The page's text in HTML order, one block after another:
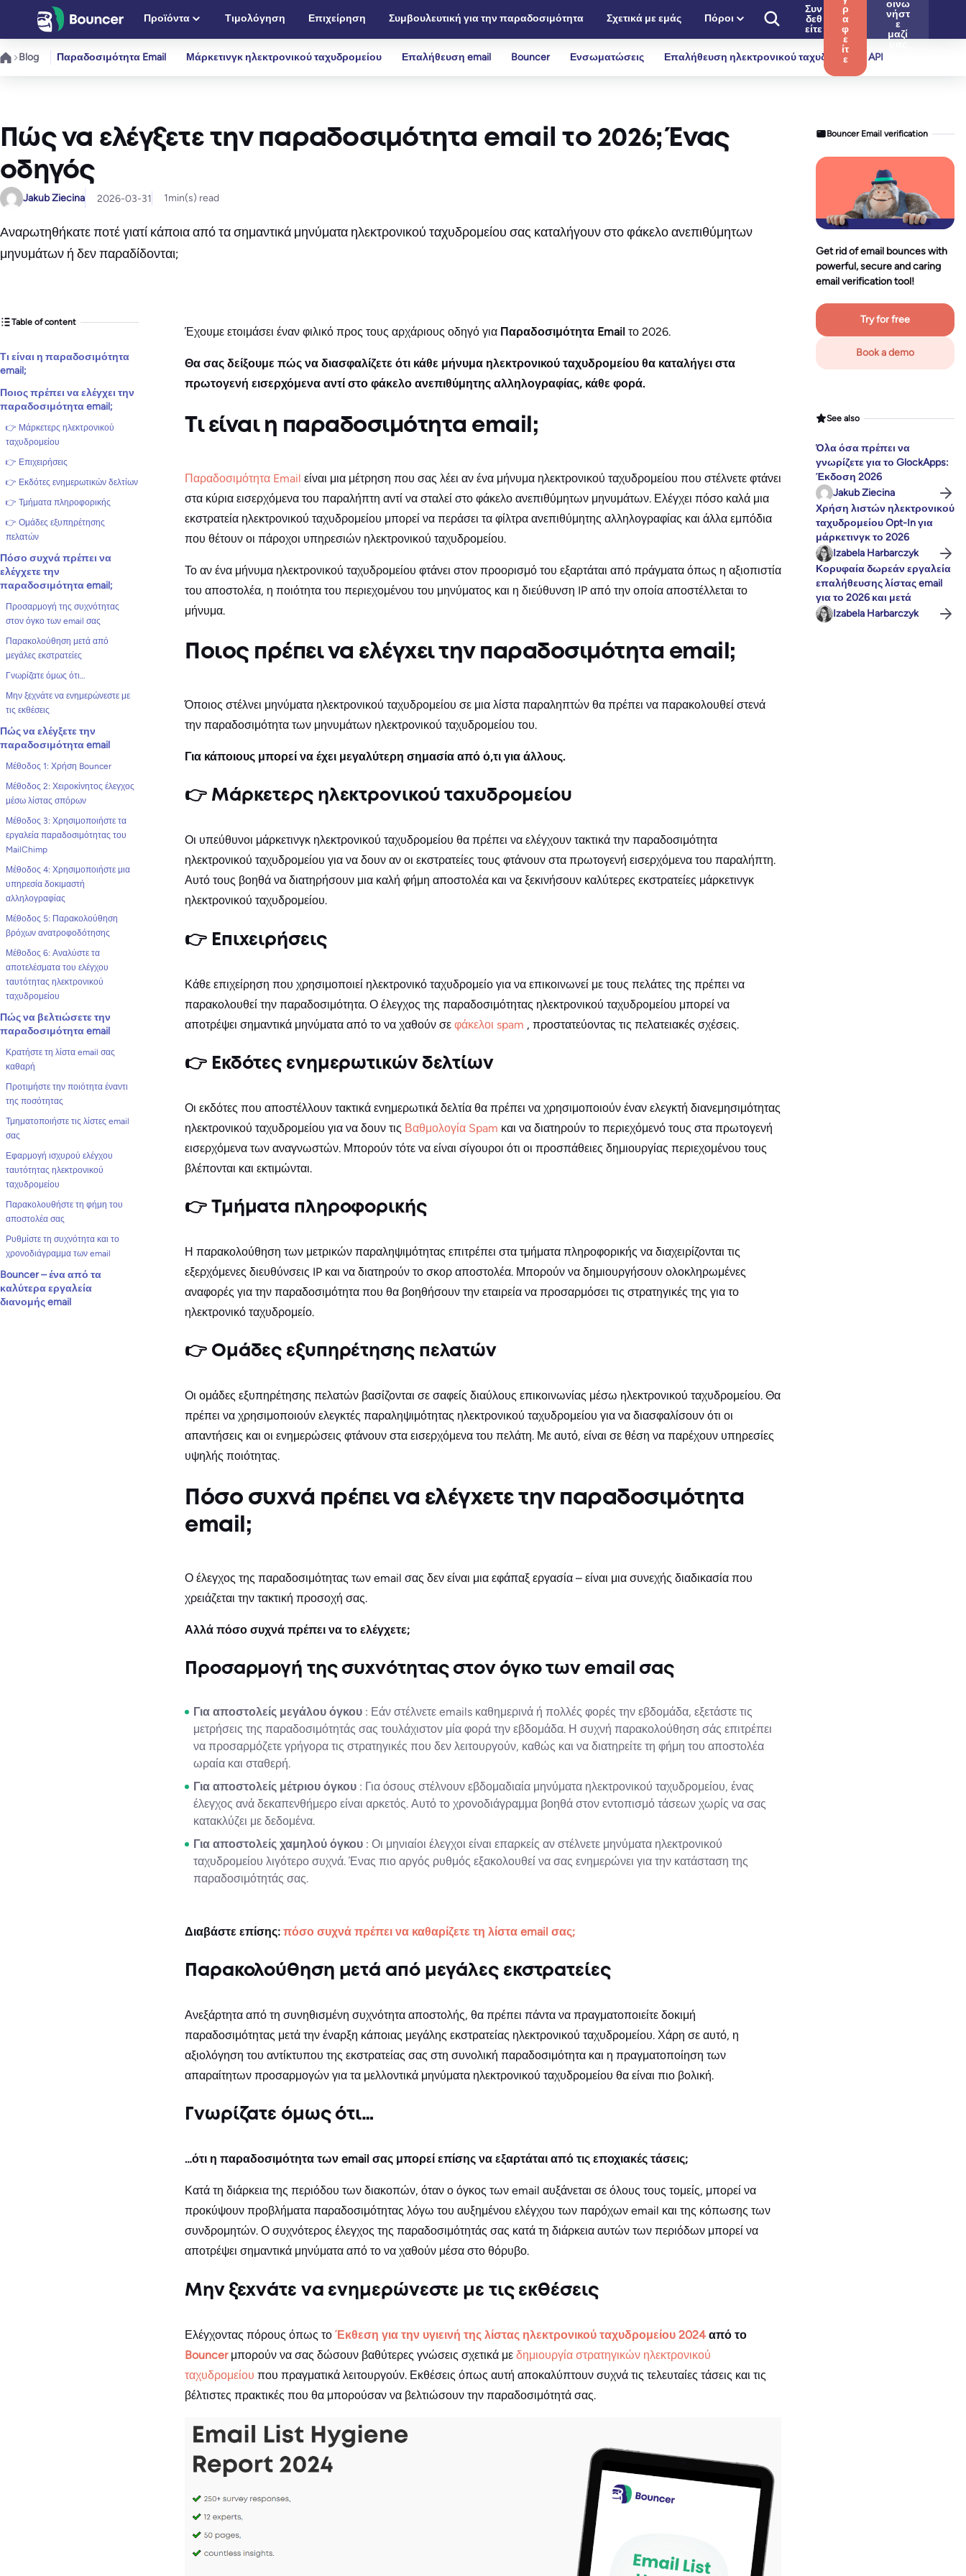
Μετάβαση
περιεχόμενο
Προϊόντα Τιμολόγηση Επιχείρηση Συμβουλευτική για την παραδοσιμότητα Σχετικά με εμάς Πόροι
Συν
δεθ
είτε
ρ
α
φ
ε
ίτ
ε
οινω
νήστ
ε
μαζί
Blog
Παραδοσιμότητα Email Μάρκετινγκ ηλεκτρονικού ταχυδρομείου Επαλήθευση email Bouncer Ενσωματώσεις Επαλήθευση ηλεκτρονικού ταχυδρομείου API
Πώς να ελέγξετε την παραδοσιμότητα email το 2026; Ένας
οδηγός
Jakub Ziecina 2026-03-31 1min(s) read
Αναρωτηθήκατε ποτέ γιατί κάποια από τα σημαντικά μηνύματα ηλεκτρονικού ταχυδρομείου σας καταλήγουν στο φάκελο ανεπιθύμητων
μηνυμάτων ή δεν παραδίδονται;
Table of content
Τι είναι η παραδοσιμότητα
email;
Ποιος πρέπει να ελέγχει την
παραδοσιμότητα email;
👉 Μάρκετερς ηλεκτρονικού
ταχυδρομείου
👉 Επιχειρήσεις
👉 Εκδότες ενημερωτικών δελτίων
👉 Τμήματα πληροφορικής
👉 Ομάδες εξυπηρέτησης
πελατών
Πόσο συχνά πρέπει να
ελέγχετε την
παραδοσιμότητα email;
Προσαρμογή της συχνότητας
στον όγκο των email σας
Παρακολούθηση μετά από
μεγάλες εκστρατείες
Γνωρίζατε όμως ότι…
Μην ξεχνάτε να ενημερώνεστε με
τις εκθέσεις
Πώς να ελέγξετε την
παραδοσιμότητα email
Μέθοδος 1: Χρήση Bouncer
Μέθοδος 2: Χειροκίνητος έλεγχος
μέσω λίστας σπόρων
Μέθοδος 3: Χρησιμοποιήστε τα
εργαλεία παραδοσιμότητας του
MailChimp
Μέθοδος 4: Χρησιμοποιήστε μια
υπηρεσία δοκιμαστή
αλληλογραφίας
Μέθοδος 5: Παρακολούθηση
βρόχων ανατροφοδότησης
Μέθοδος 6: Αναλύστε τα
αποτελέσματα του ελέγχου
ταυτότητας ηλεκτρονικού
ταχυδρομείου
Πώς να βελτιώσετε την
παραδοσιμότητα email
Κρατήστε τη λίστα email σας
καθαρή
Προτιμήστε την ποιότητα έναντι
της ποσότητας
Τμηματοποιήστε τις λίστες email
σας
Εφαρμογή ισχυρού ελέγχου
ταυτότητας ηλεκτρονικού
ταχυδρομείου
Παρακολουθήστε τη φήμη του
αποστολέα σας
Ρυθμίστε τη συχνότητα και το
χρονοδιάγραμμα των email
Bouncer – ένα από τα
καλύτερα εργαλεία
διανομής email
Έχουμε ετοιμάσει έναν φιλικό προς τους αρχάριους οδηγό για Παραδοσιμότητα Email το 2026.
Θα σας δείξουμε πώς να διασφαλίζετε ότι κάθε μήνυμα ηλεκτρονικού ταχυδρομείου θα καταλήγει στα
πρωτογενή εισερχόμενα αντί στο φάκελο ανεπιθύμητης αλληλογραφίας, κάθε φορά.
Τι είναι η παραδοσιμότητα email;
Παραδοσιμότητα Email είναι μια μέτρηση που σας λέει αν ένα μήνυμα ηλεκτρονικού ταχυδρομείου που στέλνετε φτάνει
στα κύρια εισερχόμενα του παραλήπτη αντί να σταλεί στο φάκελο ανεπιθύμητων μηνυμάτων. Ελέγχει πόσο καλά μια
εκστρατεία ηλεκτρονικού ταχυδρομείου μπορεί να περάσει τα φίλτρα ανεπιθύμητης αλληλογραφίας και άλλα εμπόδια
που θέτουν οι πάροχοι υπηρεσιών ηλεκτρονικού ταχυδρομείου.
Το αν ένα μήνυμα ηλεκτρονικού ταχυδρομείου φτάνει στον προορισμό του εξαρτάται από πράγματα όπως η αξιοπιστία
του αποστολέα, η ποιότητα του περιεχομένου του μηνύματος και η διεύθυνση IP από την οποία αποστέλλεται το
μήνυμα.
Ποιος πρέπει να ελέγχει την παραδοσιμότητα email;
Όποιος στέλνει μηνύματα ηλεκτρονικού ταχυδρομείου σε μια λίστα παραληπτών θα πρέπει να παρακολουθεί στενά
την παραδοσιμότητα των μηνυμάτων ηλεκτρονικού ταχυδρομείου του.
Για κάποιους μπορεί να έχει μεγαλύτερη σημασία από ό,τι για άλλους.
👉 Μάρκετερς ηλεκτρονικού ταχυδρομείου
Οι υπεύθυνοι μάρκετινγκ ηλεκτρονικού ταχυδρομείου θα πρέπει να ελέγχουν τακτικά την παραδοσιμότητα
ηλεκτρονικού ταχυδρομείου για να δουν αν οι εκστρατείες τους φτάνουν στα πρωτογενή εισερχόμενα του παραλήπτη.
Αυτό τους βοηθά να διατηρήσουν μια καλή φήμη αποστολέα και να ξεκινήσουν καλύτερες εκστρατείες μάρκετινγκ
ηλεκτρονικού ταχυδρομείου.
👉 Επιχειρήσεις
Κάθε επιχείρηση που χρησιμοποιεί ηλεκτρονικό ταχυδρομείο για να επικοινωνεί με τους πελάτες της πρέπει να
παρακολουθεί την παραδοσιμότητα. Ο έλεγχος της παραδοσιμότητας ηλεκτρονικού ταχυδρομείου μπορεί να
αποτρέψει σημαντικά μηνύματα από το να χαθούν σε φάκελοι spam , προστατεύοντας τις πελατειακές σχέσεις.
👉 Εκδότες ενημερωτικών δελτίων
Οι εκδότες που αποστέλλουν τακτικά ενημερωτικά δελτία θα πρέπει να χρησιμοποιούν έναν ελεγκτή διανεμησιμότητας
ηλεκτρονικού ταχυδρομείου για να δουν τις Βαθμολογία Spam και να διατηρούν το περιεχόμενό τους στα πρωτογενή
εισερχόμενα των αναγνωστών. Μπορούν τότε να είναι σίγουροι ότι οι προσπάθειες δημιουργίας περιεχομένου τους
βλέπονται και εκτιμώνται.
👉 Τμήματα πληροφορικής
Η παρακολούθηση των μετρικών παραληψιμότητας επιτρέπει στα τμήματα πληροφορικής να διαχειρίζονται τις
εξερχόμενες διευθύνσεις IP και να διατηρούν το σκορ αποστολέα. Μπορούν να δημιουργήσουν ολοκληρωμένες
αναφορές για την παραδοσιμότητα που θα βοηθήσουν την εταιρεία να προσαρμόσει τις στρατηγικές της για το
ηλεκτρονικό ταχυδρομείο.
👉 Ομάδες εξυπηρέτησης πελατών
Οι ομάδες εξυπηρέτησης πελατών βασίζονται σε σαφείς διαύλους επικοινωνίας μέσω ηλεκτρονικού ταχυδρομείου. Θα
πρέπει να χρησιμοποιούν ελεγκτές παραληψιμότητας ηλεκτρονικού ταχυδρομείου για να διασφαλίσουν ότι οι
απαντήσεις και οι ενημερώσεις φτάνουν στα εισερχόμενα του πελάτη. Με αυτό, είναι σε θέση να παρέχουν υπηρεσίες
υψηλής ποιότητας.
Πόσο συχνά πρέπει να ελέγχετε την παραδοσιμότητα
email;
Ο έλεγχος της παραδοσιμότητας των email σας δεν είναι μια εφάπαξ εργασία – είναι μια συνεχής διαδικασία που
χρειάζεται την τακτική προσοχή σας.
Αλλά πόσο συχνά πρέπει να το ελέγχετε;
Προσαρμογή της συχνότητας στον όγκο των email σας
Για αποστολείς μεγάλου όγκου : Εάν στέλνετε emails καθημερινά ή πολλές φορές την εβδομάδα, εξετάστε τις
μετρήσεις της παραδοσιμότητάς σας τουλάχιστον μία φορά την εβδομάδα. Η συχνή παρακολούθηση σάς επιτρέπει
να προσαρμόζετε γρήγορα τις στρατηγικές που δεν λειτουργούν, καθώς και να διατηρείτε τη φήμη του αποστολέα
ωραία και σταθερή.
Για αποστολείς μέτριου όγκου : Για όσους στέλνουν εβδομαδιαία μηνύματα ηλεκτρονικού ταχυδρομείου, ένας
έλεγχος ανά δεκαπενθήμερο είναι αρκετός. Αυτό το χρονοδιάγραμμα βοηθά στον εντοπισμό τάσεων χωρίς να σας
κατακλύζει με δεδομένα.
Για αποστολείς χαμηλού όγκου : Οι μηνιαίοι έλεγχοι είναι επαρκείς αν στέλνετε μηνύματα ηλεκτρονικού
ταχυδρομείου λιγότερο συχνά. Ένας πιο αργός ρυθμός εξακολουθεί να σας ενημερώνει για την κατάσταση της
παραδοσιμότητάς σας.
Διαβάστε επίσης: πόσο συχνά πρέπει να καθαρίζετε τη λίστα email σας;
Παρακολούθηση μετά από μεγάλες εκστρατείες
Ανεξάρτητα από τη συνηθισμένη συχνότητα αποστολής, θα πρέπει πάντα να πραγματοποιείτε δοκιμή
παραδοσιμότητας μετά την έναρξη κάποιας μεγάλης εκστρατείας ηλεκτρονικού ταχυδρομείου. Χάρη σε αυτό, η
αξιολόγηση του αντίκτυπου της εκστρατείας σας στη συνολική παραδοσιμότητα και η πραγματοποίηση των
απαραίτητων προσαρμογών για τα μελλοντικά μηνύματα ηλεκτρονικού ταχυδρομείου θα είναι πιο βολική.
Γνωρίζατε όμως ότι…
…ότι η παραδοσιμότητα των email σας μπορεί επίσης να εξαρτάται από τις εποχιακές τάσεις;
Κατά τη διάρκεια της περιόδου των διακοπών, όταν ο όγκος των email αυξάνεται σε όλους τους τομείς, μπορεί να
προκύψουν προβλήματα παραδοσιμότητας λόγω του αυξημένου ελέγχου των παρόχων email και της κόπωσης των
συνδρομητών. Ο συχνότερος έλεγχος της παραδοσιμότητάς σας κατά τη διάρκεια αυτών των περιόδων μπορεί να
αποτρέψει σημαντικά μηνύματα από το να χαθούν μέσα στο θόρυβο.
Μην ξεχνάτε να ενημερώνεστε με τις εκθέσεις
Ελέγχοντας πόρους όπως το Έκθεση για την υγιεινή της λίστας ηλεκτρονικού ταχυδρομείου 2024 από το
Bouncer μπορούν να σας δώσουν βαθύτερες γνώσεις σχετικά με δημιουργία στρατηγικών ηλεκτρονικού
ταχυδρομείου που πραγματικά λειτουργούν. Εκθέσεις όπως αυτή αποκαλύπτουν συχνά τις τελευταίες τάσεις και τις
βέλτιστες πρακτικές που θα μπορούσαν να βελτιώσουν την παραδοσιμότητά σας.
Bouncer Email verification
Get rid of email bounces with
powerful, secure and caring
email verification tool!
Try for free
Book a demo
See also
Όλα όσα πρέπει να
γνωρίζετε για το GlockApps:
Έκδοση 2026
Jakub Ziecina
Χρήση λιστών ηλεκτρονικού
ταχυδρομείου Opt-In για
μάρκετινγκ το 2026
Izabela Harbarczyk
Κορυφαία δωρεάν εργαλεία
επαλήθευσης λίστας email
για το 2026 και μετά
Izabela Harbarczyk